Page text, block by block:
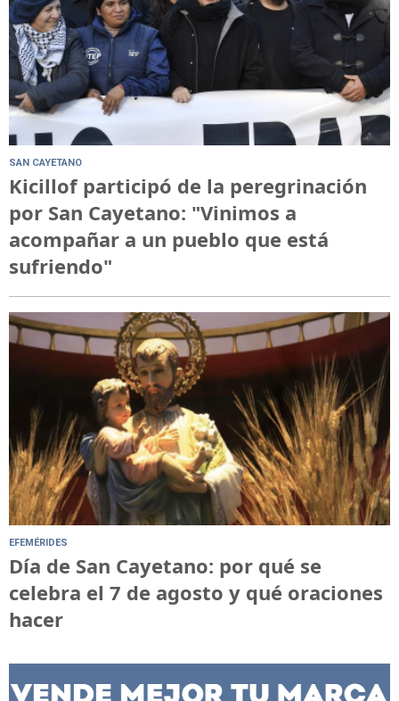
SAN CAYETANO
Kicillof participó de la peregrinación
por San Cayetano: "Vinimos a
acompañar a un pueblo que está
sufriendo"
EFEMÉRIDES
Día de San Cayetano: por qué se
celebra el 7 de agosto y qué oraciones
hacer